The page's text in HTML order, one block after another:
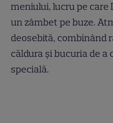
meniului, lucru pe
un zâmbet pe buze.
deosebită, combinând
căldura și bucuria de a
specială.